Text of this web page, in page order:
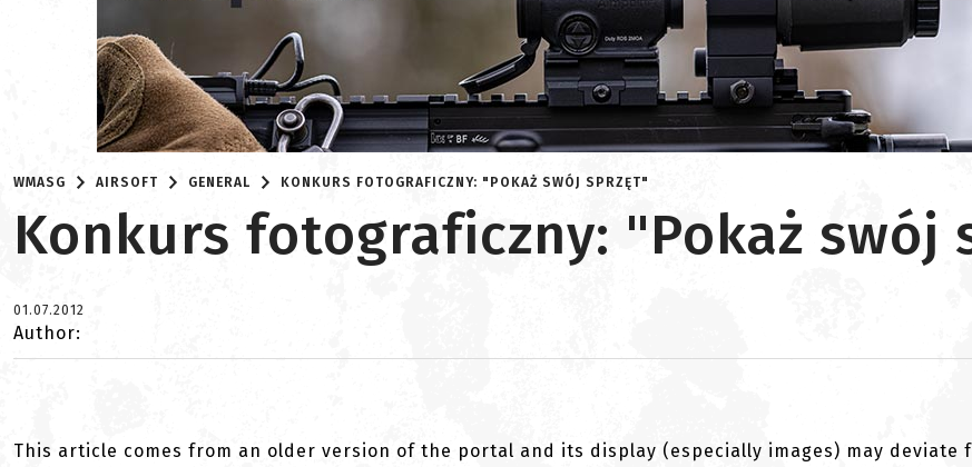
WMASG AIRSOFT GENERAL KONKURS FOTOGRAFICZNY: "POKAŻ SWÓJ SPRZĘT"
Konkurs fotograficzny: "Pokaż swój
01.07.2012
Author:
This article comes from an older version of the portal and its display (especially images) may deviate